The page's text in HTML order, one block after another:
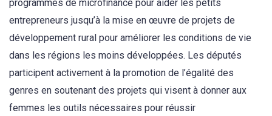
programmes de microfinance pour aider les petits
entrepreneurs jusqu’à la mise en œuvre de projets de
développement rural pour améliorer les conditions de vie
dans les régions les moins développées. Les députés
participent activement à la promotion de l’égalité des
genres en soutenant des projets qui visent à donner aux
femmes les outils nécessaires pour réussir